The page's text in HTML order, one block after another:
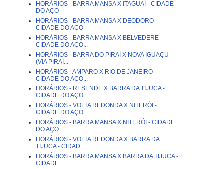
HORÁRIOS - BARRA MANSA X ITAGUAÍ - CIDADE
DO AÇO
HORÁRIOS - BARRA MANSA X DEODORO -
CIDADE DO AÇO
HORÁRIOS - BARRA MANSA X BELVEDERE -
CIDADE DO AÇO...
HORÁRIOS - BARRA DO PIRAÍ X NOVA IGUAÇU
(VIA PIRAÍ...
HORÁRIOS - AMPARO X RIO DE JANEIRO -
CIDADE DO AÇO...
HORÁRIOS - RESENDE X BARRA DA TIJUCA -
CIDADE DO AÇO
HORÁRIOS - VOLTA REDONDA X NITERÓI -
CIDADE DO AÇO...
HORÁRIOS - BARRA MANSA X NITERÓI - CIDADE
DO AÇO
HORÁRIOS - VOLTA REDONDA X BARRA DA
TIJUCA - CIDAD...
HORÁRIOS - BARRA MANSA X BARRA DA TIJUCA -
CIDADE ...